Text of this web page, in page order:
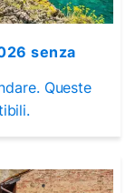
senza
Queste